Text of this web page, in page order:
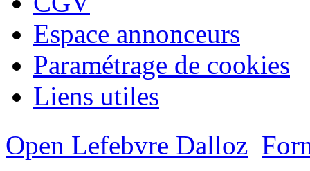
Espace annonceurs
Paramétrage de cookies
Liens utiles
Open Lefebvre Dalloz